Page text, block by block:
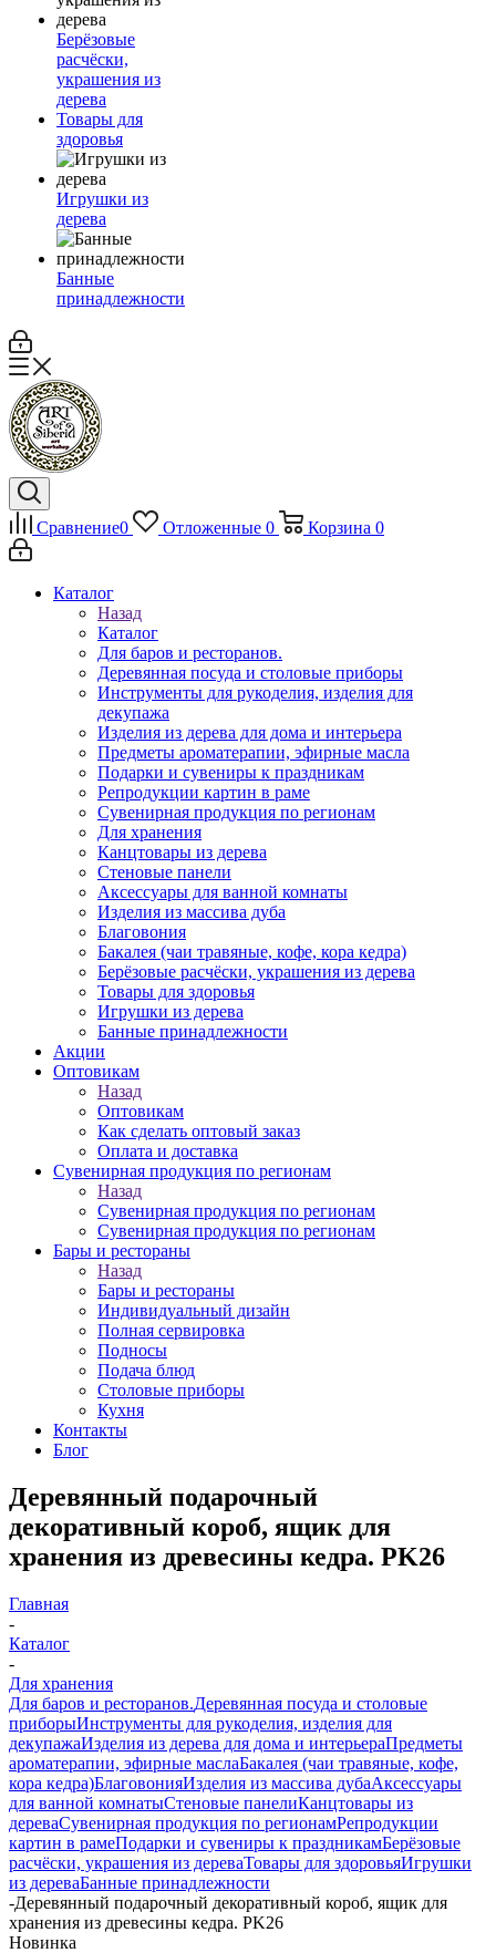
Берёзовые
расчёски,
украшения из
дерева
Товары для
здоровья
Игрушки из
дерева
Банные
принадлежности
Сравнение0 Отложенные 0 Корзина 0
Каталог
Назад
Каталог
Для баров и ресторанов.
Деревянная посуда и столовые приборы
Инструменты для рукоделия, изделия для
декупажа
Изделия из дерева для дома и интерьера
Предметы ароматерапии, эфирные масла
Подарки и сувениры к праздникам
Репродукции картин в раме
Сувенирная продукция по регионам
Для хранения
Канцтовары из дерева
Стеновые панели
Аксессуары для ванной комнаты
Изделия из массива дуба
Благовония
Бакалея (чаи травяные, кофе, кора кедра)
Берёзовые расчёски, украшения из дерева
Товары для здоровья
Игрушки из дерева
Банные принадлежности
Акции
Оптовикам
Назад
Оптовикам
Как сделать оптовый заказ
Оплата и доставка
Сувенирная продукция по регионам
Назад
Сувенирная продукция по регионам
Сувенирная продукция по регионам
Бары и рестораны
Назад
Бары и рестораны
Индивидуальный дизайн
Полная сервировка
Подносы
Подача блюд
Столовые приборы
Кухня
Контакты
Блог
Деревянный подарочный
декоративный короб, ящик для
хранения из древесины кедра. PK26
Главная
-
Каталог
-
Для хранения
Для баров и ресторанов.Деревянная посуда и столовые
приборыИнструменты для рукоделия, изделия для
декупажаИзделия из дерева для дома и интерьераПредметы
ароматерапии, эфирные маслаБакалея (чаи травяные, кофе,
кора кедра)БлаговонияИзделия из массива дубаАксессуары
для ванной комнатыСтеновые панелиКанцтовары из
дереваСувенирная продукция по регионамРепродукции
картин в рамеПодарки и сувениры к праздникамБерёзовые
расчёски, украшения из дереваТовары для здоровьяИгрушки
из дереваБанные принадлежности
-Деревянный подарочный декоративный короб, ящик для
хранения из древесины кедра. PK26
Новинка